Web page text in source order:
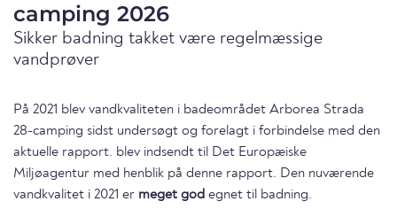
camping 2026
Sikker badning takket være regelmæssige
vandprøver
På 2021 blev vandkvaliteten i badeområdet Arborea Strada
28-camping sidst undersøgt og forelagt i forbindelse med den
aktuelle rapport. blev indsendt til Det Europæiske
Miljøagentur med henblik på denne rapport. Den nuværende
vandkvalitet i 2021 er meget god egnet til badning.